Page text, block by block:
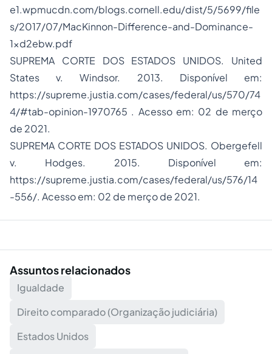
e1.wpmucdn.com/blogs.cornell.edu/dist/5/5699/file
s/2017/07/MacKinnon-Difference-and-Dominance-
1xd2ebw.pdf
SUPREMA CORTE DOS ESTADOS UNIDOS. United
States v. Windsor. 2013. Disponível em:
https://supreme.justia.com/cases/federal/us/570/74
4/#tab-opinion-1970765 . Acesso em: 02 de merço
de 2021.
SUPREMA CORTE DOS ESTADOS UNIDOS. Obergefell
v. Hodges. 2015. Disponível em:
https://supreme.justia.com/cases/federal/us/576/14
-556/. Acesso em: 02 de merço de 2021.
Assuntos relacionados
Igualdade
Direito comparado (Organização judiciária)
Estados Unidos